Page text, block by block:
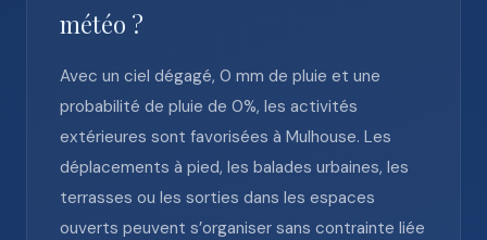
météo ?
Avec un ciel dégagé, 0 mm de pluie et une
probabilité de pluie de 0%, les activités
extérieures sont favorisées à Mulhouse. Les
déplacements à pied, les balades urbaines, les
terrasses ou les sorties dans les espaces
ouverts peuvent s’organiser sans contrainte liée